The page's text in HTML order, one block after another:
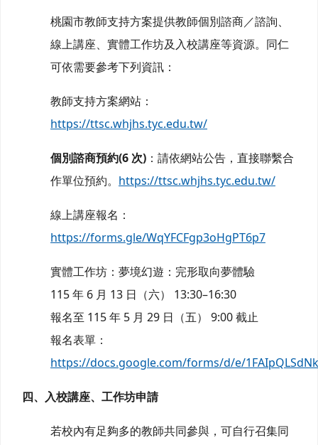
桃園市教師支持方案提供教師個別諮商／諮詢、
線上講座、實體工作坊及入校講座等資源。同仁
可依需要參考下列資訊：
教師支持方案網站：
https://ttsc.whjhs.tyc.edu.tw/
個別諮商預約(6 次) ：請依網站公告，直接聯繫合
作單位預約。 https://ttsc.whjhs.tyc.edu.tw/
線上講座報名：
https://forms.gle/WqYFCFgp3oHgPT6p7
實體工作坊：夢境幻遊：完形取向夢體驗
115 年 6 月 13 日（六） 13:30–16:30
報名至 115 年 5 月 29 日（五） 9:00 截止
報名表單：
https://docs.google.com/forms/d/e/
四、入校講座、工作坊申請
若校內有足夠多的教師共同參與，可自行召集同